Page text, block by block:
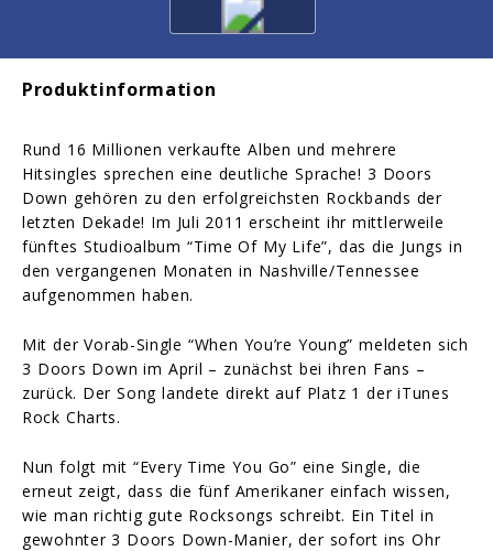
Produktinformation
Rund 16 Millionen verkaufte Alben und mehrere
Hitsingles sprechen eine deutliche Sprache! 3 Doors
Down gehören zu den erfolgreichsten Rockbands der
letzten Dekade! Im Juli 2011 erscheint ihr mittlerweile
fünftes Studioalbum “Time Of My Life”, das die Jungs in
den vergangenen Monaten in Nashville/Tennessee
aufgenommen haben.
Mit der Vorab-Single “When You’re Young” meldeten sich
3 Doors Down im April – zunächst bei ihren Fans –
zurück. Der Song landete direkt auf Platz 1 der iTunes
Rock Charts.
Nun folgt mit “Every Time You Go” eine Single, die
erneut zeigt, dass die fünf Amerikaner einfach wissen,
wie man richtig gute Rocksongs schreibt. Ein Titel in
gewohnter 3 Doors Down-Manier, der sofort ins Ohr